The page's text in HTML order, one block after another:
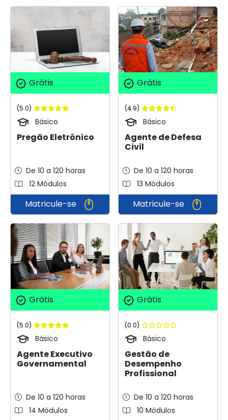
Grátis
(5.0)
Básico
Pregão Eletrônico
De 10 a 120 horas
12 Módulos
Matricule-se
Grátis
(4.9)
Básico
Agente de Defesa
Civil
De 10 a 120 horas
13 Módulos
Matricule-se
Grátis
(5.0)
Básico
Agente Executivo
Governamental
De 10 a 120 horas
14 Módulos
Grátis
(0.0)
Básico
Gestão de
Desempenho
Profissional
De 10 a 120 horas
10 Módulos